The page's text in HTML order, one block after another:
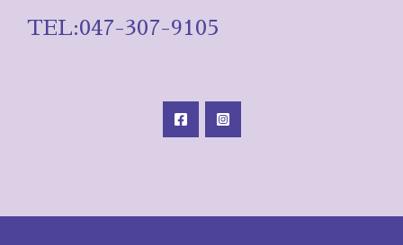
TEL:047-307-9105